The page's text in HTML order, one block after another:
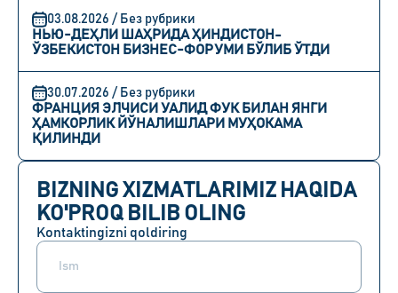
03.08.2026 / Без рубрики
НЬЮ-ДЕҲЛИ ШАҲРИДА ҲИНДИСТОН-
ЎЗБЕКИСТОН БИЗНЕС-ФОРУМИ БЎЛИБ ЎТДИ
30.07.2026 / Без рубрики
ФРАНЦИЯ ЭЛЧИСИ УАЛИД ФУК БИЛАН ЯНГИ
ҲАМКОРЛИК ЙЎНАЛИШЛАРИ МУҲОКАМА
ҚИЛИНДИ
BIZNING XIZMATLARIMIZ HAQIDA
KO'PROQ BILIB OLING
Kontaktingizni qoldiring